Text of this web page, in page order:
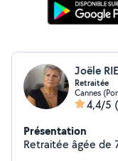
Joële
Retraitée
Cannes
4,4/5
Présentation
Retraitée âgée de